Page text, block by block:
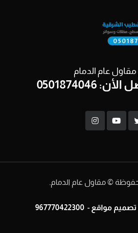
عام الدمام
0501874046
© مقاول عام الدمام.
مواقع -
967770422300